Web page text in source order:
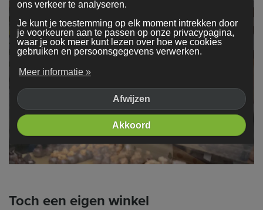
Toch een eigen winkel
ons verkeer te analyseren.
Je kunt je toestemming op elk moment intrekken door
je voorkeuren aan te passen op onze privacypagina,
waar je ook meer kunt lezen over hoe we cookies
gebruiken en persoonsgegevens verwerken.
Meer informatie »
Afwijzen
Akkoord